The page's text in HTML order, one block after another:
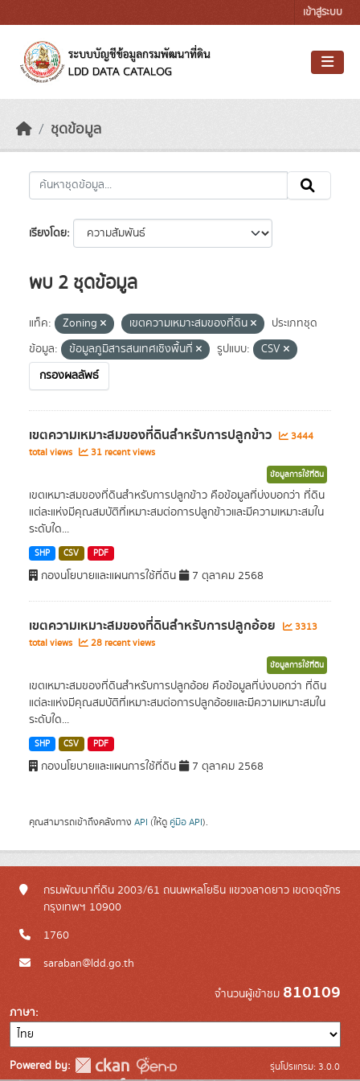
เข้าสู่ระบบ
ชุดข้อมูล
เรียงโดย
พบ 2 ชุดข้อมูล
แท็ค: Zoning เขตความเหมาะสมของที่ดิน
ประเภทชุด
ข้อมูล:
ข้อมูลภูมิสารสนเทศเชิงพื้นที่ รูปแบบ:
CSV
กรองผลลัพธ์
เขตความเหมาะสมของที่ดินสำหรับการปลูกข้าว
3444
total views
31 recent views
ข้อมูลการใช้ที่ดิน
เขตเหมาะสมของที่ดินสำหรับการปลูกข้าว คือข้อมูลที่บ่งบอกว่า ที่ดิน
แต่ละแห่งมีคุณสมบัติที่เหมาะสมต่อการปลูกข้าวและมีความเหมาะสมใน
ระดับใด...
SHP CSV PDF
กองนโยบายและแผนการใช้ที่ดิน 7 ตุลาคม 2568
เขตความเหมาะสมของที่ดินสำหรับการปลูกอ้อย
3313
total views
28 recent views
ข้อมูลการใช้ที่ดิน
เขตเหมาะสมของที่ดินสำหรับการปลูกอ้อย คือข้อมูลที่บ่งบอกว่า ที่ดิน
แต่ละแห่งมีคุณสมบัติที่เหมาะสมต่อการปลูกอ้อยและมีความเหมาะสมใน
ระดับใด...
SHP CSV PDF
กองนโยบายและแผนการใช้ที่ดิน 7 ตุลาคม 2568
คุณสามารถเข้าถึงคลังทาง API (ให้ดู คู่มือ API).
กรมพัฒนาที่ดิน 2003/61 ถนนพหลโยธิน แขวงลาดยาว เขตจตุจักร
กรุงเทพฯ 10900
1760
saraban@ldd.go.th
จำนวนผู้เข้าชม 810109
ภาษา
Powered by:
รุ่นโปรแกรม: 3.0.0